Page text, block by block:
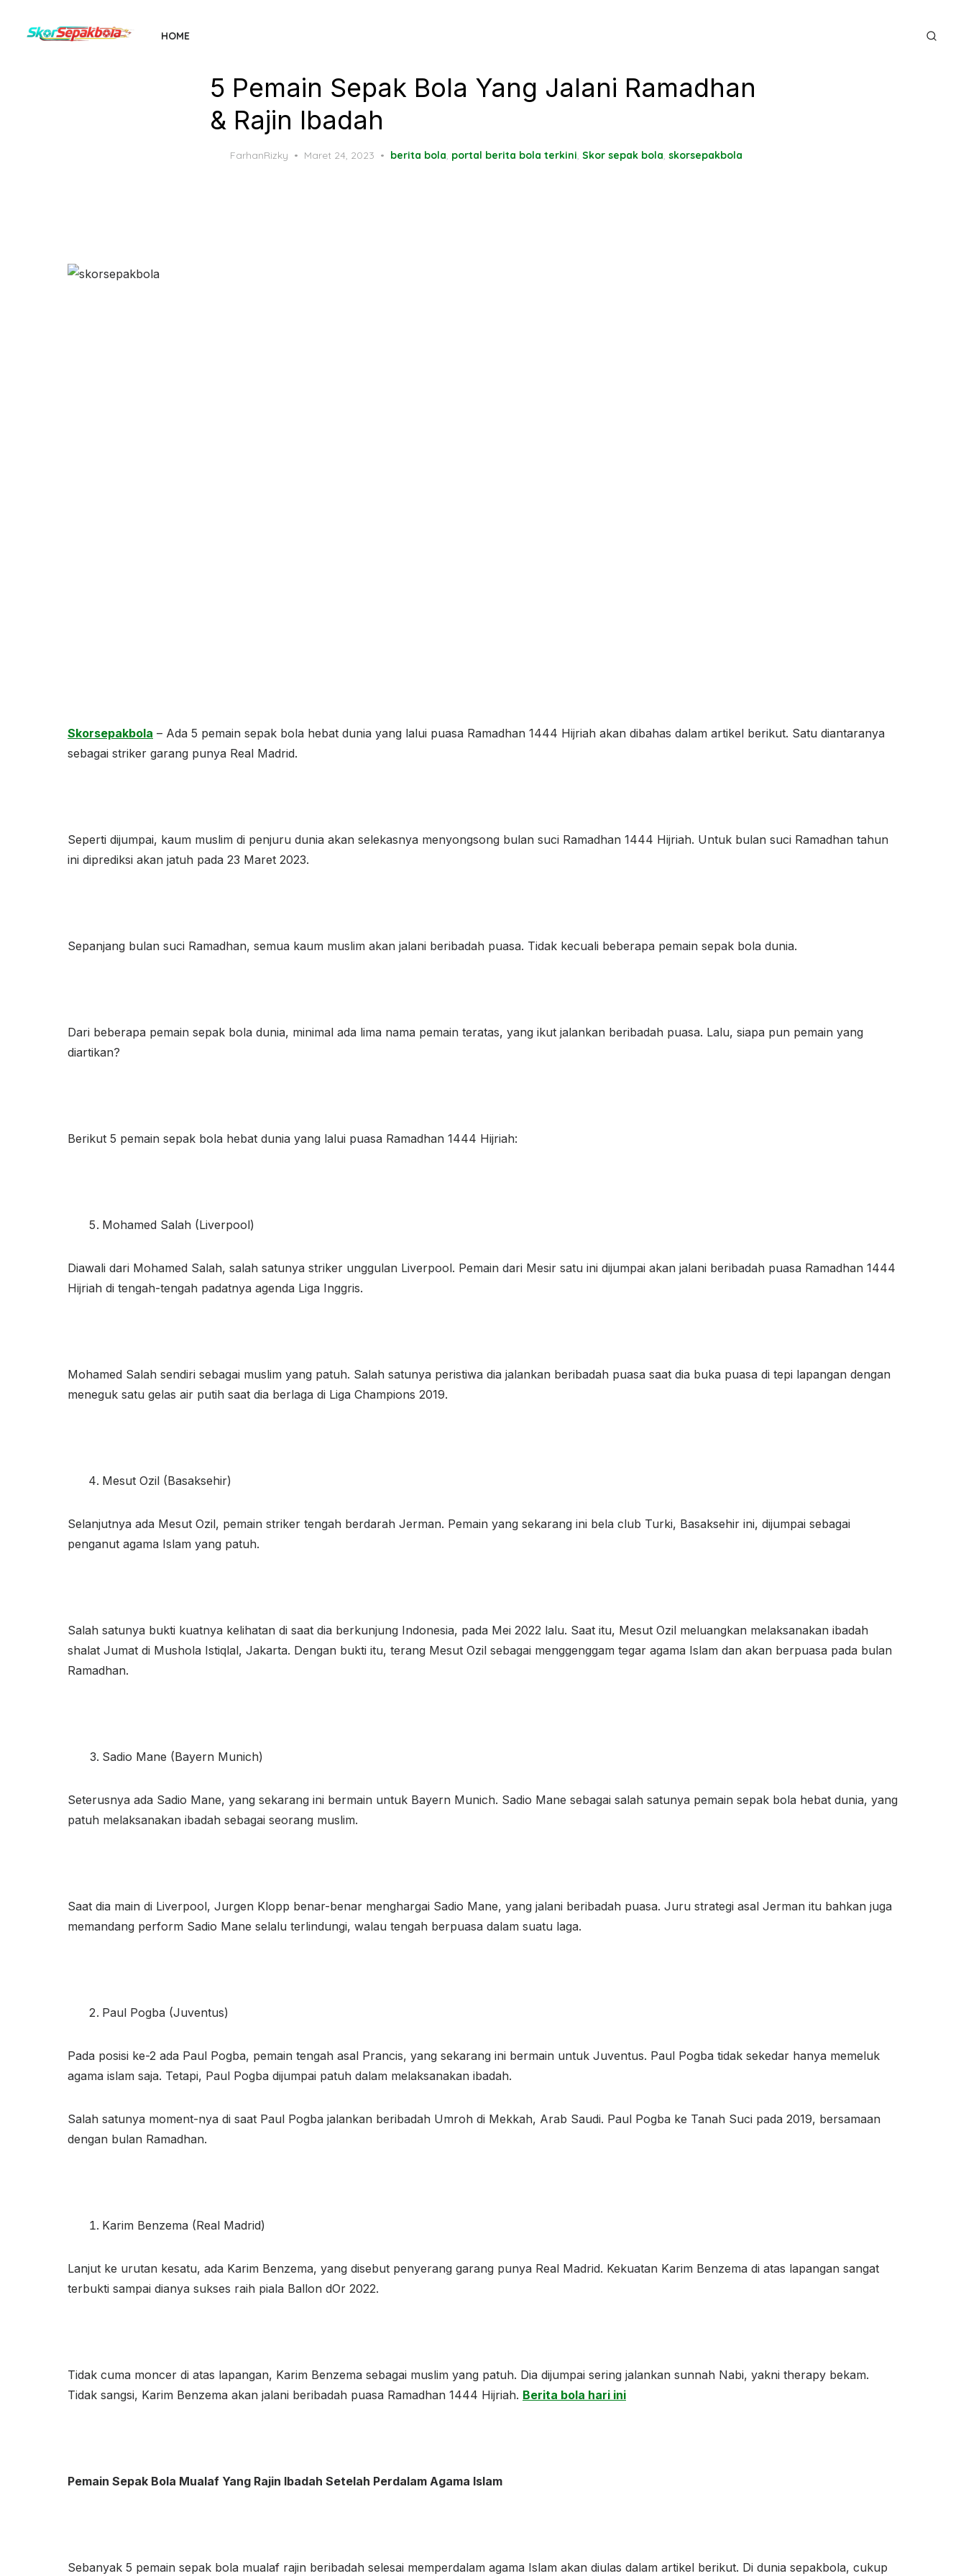
HOME
5 Pemain Sepak Bola Yang Jalani Ramadhan
& Rajin Ibadah
FarhanRizky
Posted
Maret 24, 2023 berita bola, portal berita bola terkini, Skor sepak bola, skorsepakbola
Skorsepakbola – Ada 5 pemain sepak bola hebat dunia yang lalui puasa Ramadhan 1444 Hijriah akan dibahas dalam artikel berikut. Satu diantaranya
sebagai striker garang punya Real Madrid.
Seperti dijumpai, kaum muslim di penjuru dunia akan selekasnya menyongsong bulan suci Ramadhan 1444 Hijriah. Untuk bulan suci Ramadhan tahun
ini diprediksi akan jatuh pada 23 Maret 2023.
Sepanjang bulan suci Ramadhan, semua kaum muslim akan jalani beribadah puasa. Tidak kecuali beberapa pemain sepak bola dunia.
Dari beberapa pemain sepak bola dunia, minimal ada lima nama pemain teratas, yang ikut jalankan beribadah puasa. Lalu, siapa pun pemain yang
diartikan?
Berikut 5 pemain sepak bola hebat dunia yang lalui puasa Ramadhan 1444 Hijriah:
Mohamed Salah (Liverpool)
Diawali dari Mohamed Salah, salah satunya striker unggulan Liverpool. Pemain dari Mesir satu ini dijumpai akan jalani beribadah puasa Ramadhan 1444
Hijriah di tengah-tengah padatnya agenda Liga Inggris.
Mohamed Salah sendiri sebagai muslim yang patuh. Salah satunya peristiwa dia jalankan beribadah puasa saat dia buka puasa di tepi lapangan dengan
meneguk satu gelas air putih saat dia berlaga di Liga Champions 2019.
Mesut Ozil (Basaksehir)
Selanjutnya ada Mesut Ozil, pemain striker tengah berdarah Jerman. Pemain yang sekarang ini bela club Turki, Basaksehir ini, dijumpai sebagai
penganut agama Islam yang patuh.
Salah satunya bukti kuatnya kelihatan di saat dia berkunjung Indonesia, pada Mei 2022 lalu. Saat itu, Mesut Ozil meluangkan melaksanakan ibadah
shalat Jumat di Mushola Istiqlal, Jakarta. Dengan bukti itu, terang Mesut Ozil sebagai menggenggam tegar agama Islam dan akan berpuasa pada bulan
Ramadhan.
Sadio Mane (Bayern Munich)
Seterusnya ada Sadio Mane, yang sekarang ini bermain untuk Bayern Munich. Sadio Mane sebagai salah satunya pemain sepak bola hebat dunia, yang
patuh melaksanakan ibadah sebagai seorang muslim.
Saat dia main di Liverpool, Jurgen Klopp benar-benar menghargai Sadio Mane, yang jalani beribadah puasa. Juru strategi asal Jerman itu bahkan juga
memandang perform Sadio Mane selalu terlindungi, walau tengah berpuasa dalam suatu laga.
Paul Pogba (Juventus)
Pada posisi ke-2 ada Paul Pogba, pemain tengah asal Prancis, yang sekarang ini bermain untuk Juventus. Paul Pogba tidak sekedar hanya memeluk
agama islam saja. Tetapi, Paul Pogba dijumpai patuh dalam melaksanakan ibadah.
Salah satunya moment-nya di saat Paul Pogba jalankan beribadah Umroh di Mekkah, Arab Saudi. Paul Pogba ke Tanah Suci pada 2019, bersamaan
dengan bulan Ramadhan.
Karim Benzema (Real Madrid)
Lanjut ke urutan kesatu, ada Karim Benzema, yang disebut penyerang garang punya Real Madrid. Kekuatan Karim Benzema di atas lapangan sangat
terbukti sampai dianya sukses raih piala Ballon dOr 2022.
Tidak cuma moncer di atas lapangan, Karim Benzema sebagai muslim yang patuh. Dia dijumpai sering jalankan sunnah Nabi, yakni therapy bekam.
Tidak sangsi, Karim Benzema akan jalani beribadah puasa Ramadhan 1444 Hijriah. Berita bola hari ini
Pemain Sepak Bola Mualaf Yang Rajin Ibadah Setelah Perdalam Agama Islam
Sebanyak 5 pemain sepak bola mualaf rajin beribadah selesai memperdalam agama Islam akan diulas dalam artikel berikut. Di dunia sepakbola, cukup